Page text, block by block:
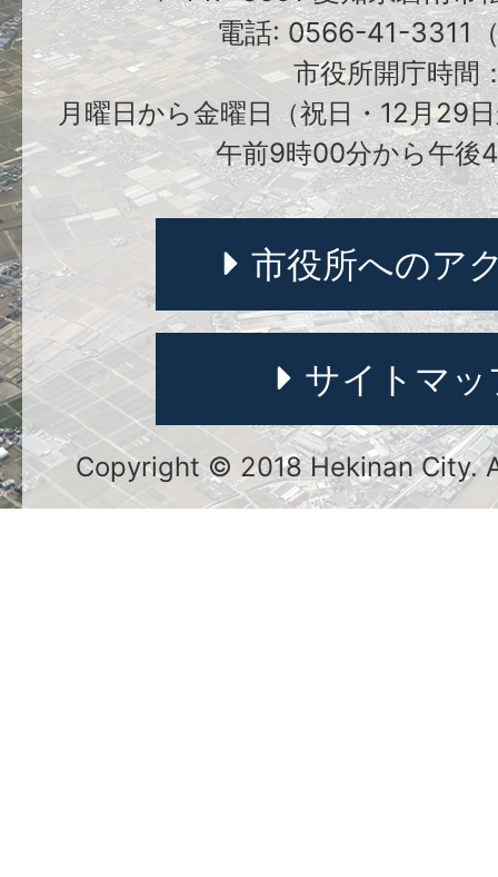
電話: 0566-41-3311
市役所開庁時間
月曜日から金曜日（祝日・12月29
午前9時00分から午後
市役所へのア
サイトマッ
Copyright © 2018 Hekinan City.